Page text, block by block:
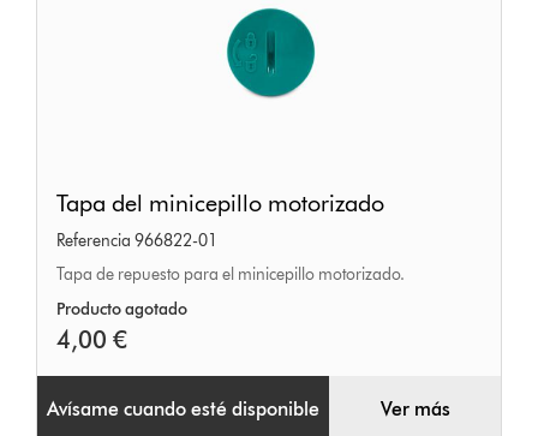
del
minicepillo
motorizado
Tapa del minicepillo motorizado
Referencia 966822-01
Tapa de repuesto para el minicepillo motorizado.
Producto agotado
4,00 €
Avísame cuando esté disponible Ver más